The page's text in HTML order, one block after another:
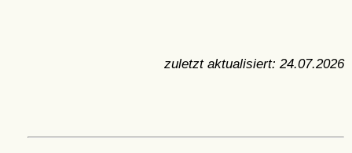
zuletzt aktualisiert: 24.07.2026